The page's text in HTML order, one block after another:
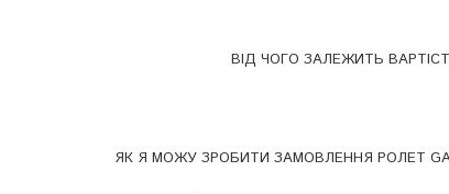
ВІД ЧОГО ЗАЛЕЖИТЬ
ЯК Я МОЖУ ЗРОБИТИ ЗАМОВЛЕННЯ РОЛЕТ